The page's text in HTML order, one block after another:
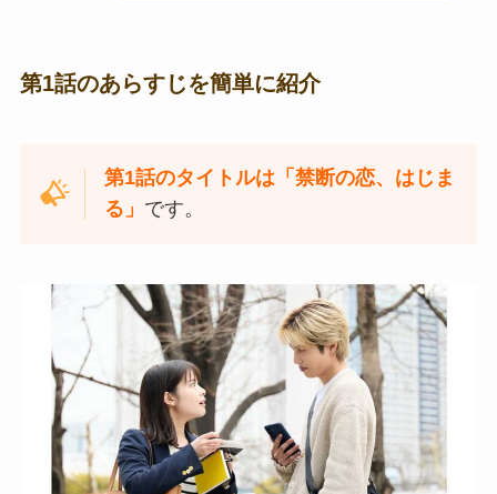
第1話のあらすじを簡単に紹介
第1話のタイトルは「禁断の恋、はじま
る」 です。